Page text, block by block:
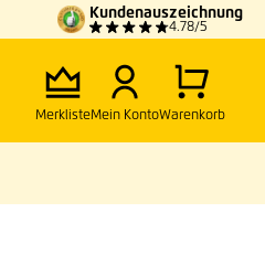
Kundenauszeichnung
4.78/5
MerklisteMein KontoWarenkorb